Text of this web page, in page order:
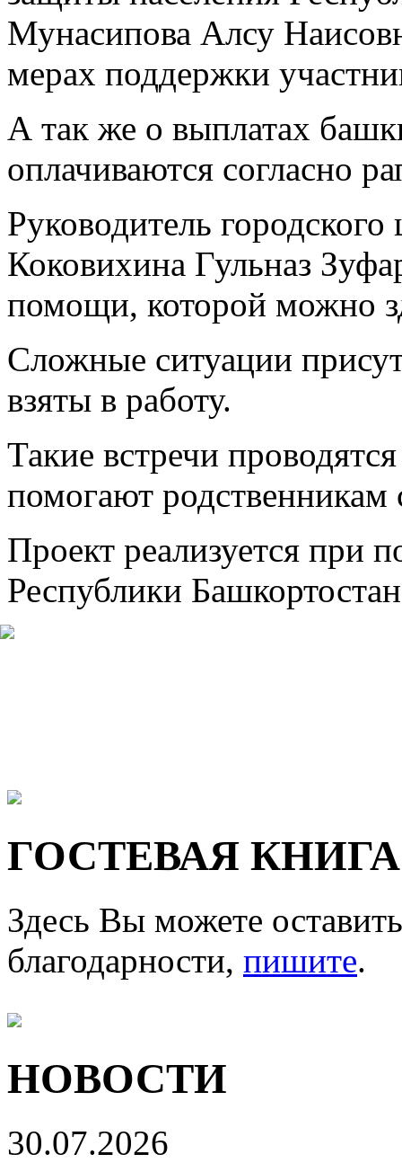
Мунасипова Алсу
мерах поддержки
А так же о выплатах
оплачиваются согласно
Руководитель
Коковихина Гульназ
помощи, которой можно
Сложные ситуации
взяты в работу.
Такие встречи
помогают родственникам
Проект реализуется при
Республики
ГОСТЕВАЯ КНИГА
Здесь Вы можете
благодарности, пишите.
НОВОСТИ
30.07.2026